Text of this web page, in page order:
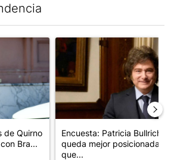
con el título "Las incosistencias de
de Quirno
Bra...
Un artículo de tendencia con
Encuesta: Patricia Bullrich
queda mejor posicionada
que...